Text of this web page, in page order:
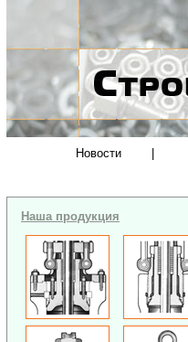
Новости
Наша продукция